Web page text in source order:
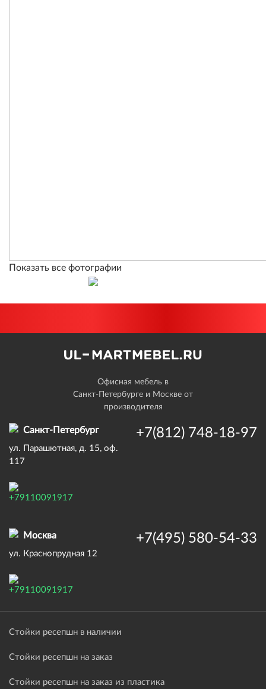
Показать все фотографии
Санкт-Петербург
ул. Парашютная, д. 15, оф.
117
+7(812) 748-18-97
+79110091917
Офисная мебель в
Санкт-Петербурге и Москве от
производителя
Москва
ул. Краснопрудная 12
+7(495) 580-54-33
+79110091917
Стойки ресепшн в наличии
Стойки ресепшн на заказ
Стойки ресепшн на заказ из пластика